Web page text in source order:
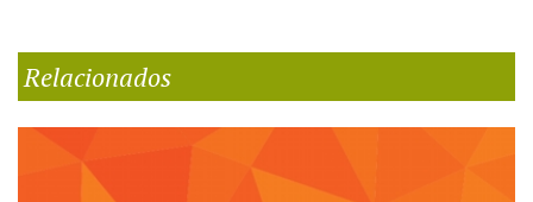
Relacionados